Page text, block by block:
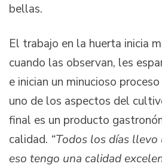
bellas.
El trabajo en la huerta inicia
cuando las observan, les
e inician un minucioso
uno de los aspectos del
final es un producto
calidad. “Todos los días
eso tengo una calidad